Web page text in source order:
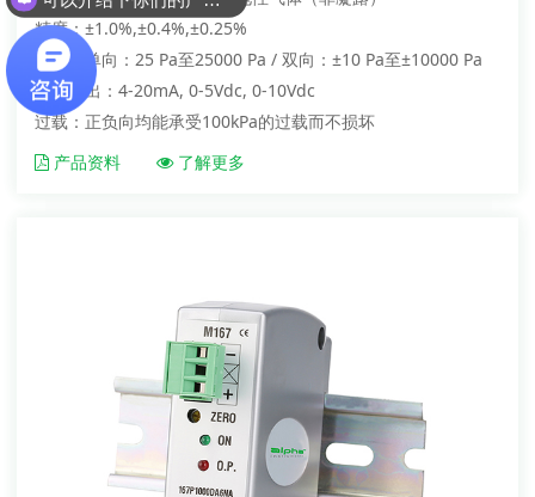
精度：±1.0%,±0.4%,±0.25%
量程：单向：25 Pa至25000 Pa / 双向：±10 Pa至±10000 Pa
信号输出：4-20mA, 0-5Vdc, 0-10Vdc
过载：正负向均能承受100kPa的过载而不损坏
产品资料
了解更多
你们是怎么收费的呢？